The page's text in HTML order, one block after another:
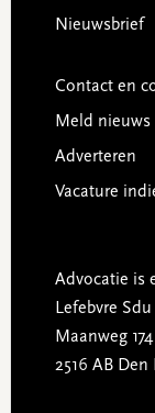
Nieuwsbrief
Contact en
Meld nieuws
Adverteren
Vacature
Advocatie is
Lefebvre Sdu
Maanweg 174
2516 AB Den